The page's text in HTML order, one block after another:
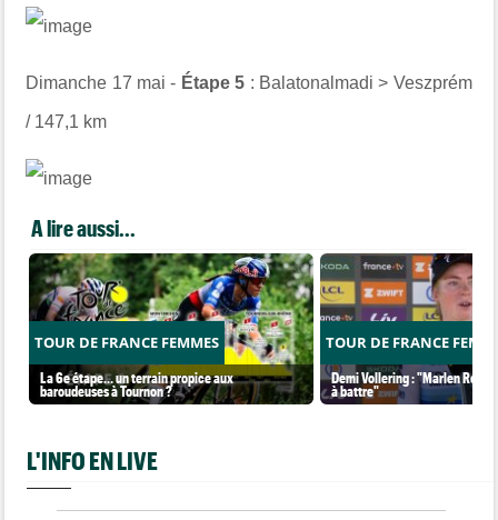
Dimanche 17 mai - Étape 5 : Balatonalmadi > Veszprém
/ 147,1 km
A lire aussi...
TOUR DE FRANCE FEMMES
La 6e étape… un terrain propice aux
baroudeuses à Tournon ?
TOUR DE FRANCE
Demi Vollering : "Marlen
à battre"
L'INFO EN LIVE